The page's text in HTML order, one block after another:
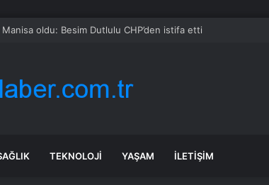
Başaran’a tutuklama talebi
TEKNOLOJI YAŞAM İLETIŞIM